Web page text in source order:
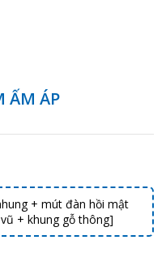
ẤM ÁP
+ mút đàn hồi mật
+ khung gỗ thông]